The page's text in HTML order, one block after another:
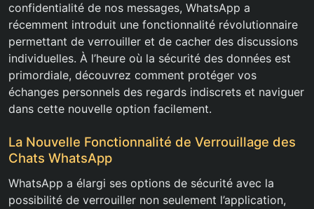
confidentialité de nos messages, WhatsApp a
récemment introduit une fonctionnalité révolutionnaire
permettant de verrouiller et de cacher des discussions
individuelles. À l’heure où la sécurité des données est
primordiale, découvrez comment protéger vos
échanges personnels des regards indiscrets et naviguer
dans cette nouvelle option facilement.
La Nouvelle Fonctionnalité de Verrouillage des
Chats WhatsApp
WhatsApp a élargi ses options de sécurité avec la
possibilité de verrouiller non seulement l’application,